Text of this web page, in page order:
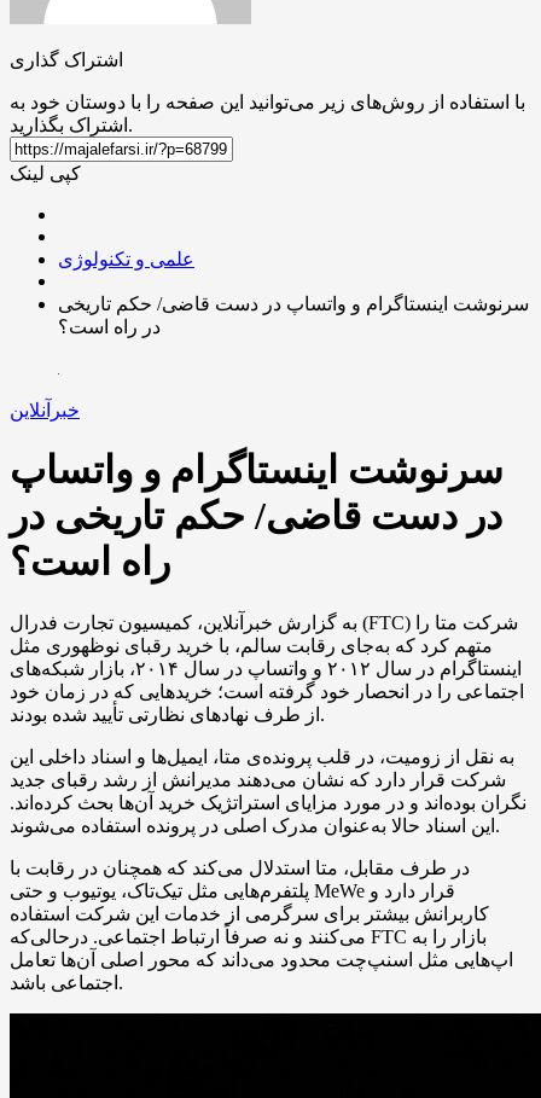
اشتراک گذاری
با استفاده از روش‌های زیر می‌توانید این صفحه را با دوستان خود به
اشتراک بگذارید.
کپی لینک
علمی و تکنولوژی
سرنوشت اینستاگرام و واتساپ در دست قاضی/ حکم تاریخی
در راه است؟
خبرآنلاین
سرنوشت اینستاگرام و واتساپ
در دست قاضی/ حکم تاریخی در
راه است؟
به گزارش خبرآنلاین، کمیسیون تجارت فدرال (FTC) شرکت متا را
متهم کرد که به‌جای رقابت سالم، با خرید رقبای نوظهوری مثل
اینستاگرام در سال ۲۰۱۲ و واتساپ در سال ۲۰۱۴، بازار شبکه‌های
اجتماعی را در انحصار خود گرفته است؛ خریدهایی که در زمان خود
از طرف نهادهای نظارتی تأیید شده بودند.
به نقل از زومیت، در قلب پرونده‌ی متا، ایمیل‌ها و اسناد داخلی این
شرکت قرار دارد که نشان می‌دهند مدیرانش از رشد رقبای جدید
نگران بوده‌اند و در مورد مزایای استراتژیک خرید آن‌ها بحث کرده‌اند.
این اسناد حالا به‌عنوان مدرک اصلی در پرونده استفاده می‌شوند.
در طرف مقابل، متا استدلال می‌کند که همچنان در رقابت با
پلتفرم‌هایی مثل تیک‌تاک، یوتیوب و حتی MeWe قرار دارد و
کاربرانش بیشتر برای سرگرمی از خدمات این شرکت استفاده
می‌کنند و نه صرفاً ارتباط اجتماعی. درحالی‌که FTC بازار را به
اپ‌هایی مثل اسنپ‌چت محدود می‌داند که محور اصلی آن‌ها تعامل
اجتماعی باشد.